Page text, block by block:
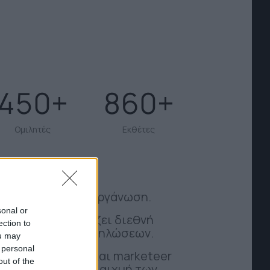
or
to
may
of the
Ομιλητές
860
Εκθέτες
μία δυναμική διοργάνωση.
που συνδυάζει διεθνή
παράλληλων εκδηλώσεων.
κάθε έμπορος και marketeer